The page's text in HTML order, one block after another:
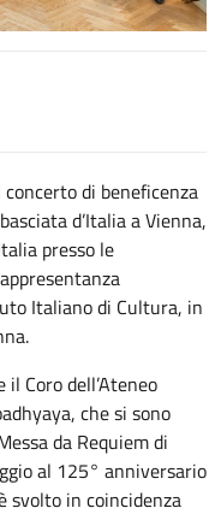
di beneficenza
d’Italia a Vienna,
presso le
Italiano di Cultura, in
Coro dell’Ateneo
che si sono
da Requiem di
al 125° anniversario
svolto in coincidenza